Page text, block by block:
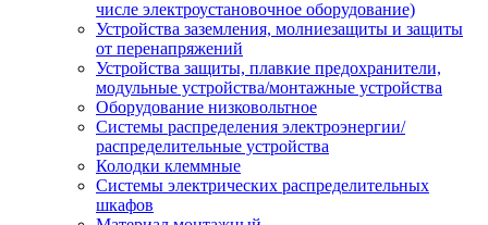
числе электроустановочное оборудование)
Устройства заземления, молниезащиты и защиты
от перенапряжений
Устройства защиты, плавкие предохранители,
модульные устройства/монтажные устройства
Оборудование низковольтное
Системы распределения электроэнергии/
распределительные устройства
Колодки клеммные
Системы электрических распределительных
шкафов